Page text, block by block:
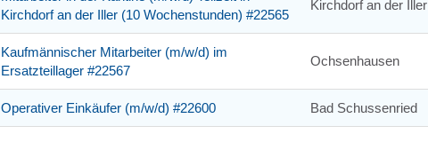
Kirchdorf an der Iller (10 Wochenstunden) #22565
Kirchdorf an der Iller
Kaufmännischer Mitarbeiter (m/w/d) im
Ersatzteillager #22567
Ochsenhausen
Operativer Einkäufer (m/w/d) #22600 Bad Schussenried